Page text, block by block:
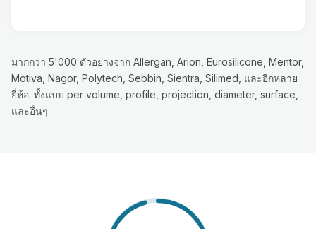
มากกว่า 5'000 ตัวอย่างจาก Allergan, Arion, Eurosilicone, Mentor,
Motiva, Nagor, Polytech, Sebbin, Sientra, Silimed, และอีกหลาย
ยี่ห้อ. ทั้งแบบ per volume, profile, projection, diameter, surface,
และอื่นๆ